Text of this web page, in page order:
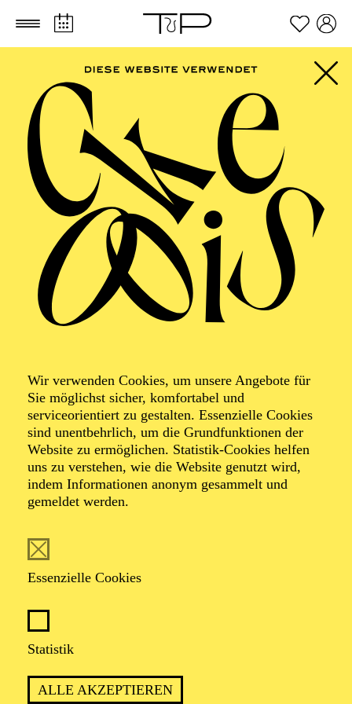
Zum Hauptinhalt springen Zum Footer springen
Wir verwenden Cookies, um unsere Angebote für
Sie möglichst sicher, komfortabel und
serviceorientiert zu gestalten. Essenzielle Cookies
sind unentbehrlich, um die Grundfunktionen der
Website zu ermöglichen. Statistik-Cookies helfen
uns zu verstehen, wie die Website genutzt wird,
indem Informationen anonym gesammelt und
gemeldet werden.
Essenzielle Cookies
Statistik
ALLE AKZEPTIEREN
Foto: Johan Sandberg
Mariya Tyurina
Tänzerin (Solo mit Gruppe)
an der Ballettakademie ihrer Heimatstadt, dem College
2009 bis 2015 tanzte sie als zweite Solistin in der
Danchenko Musiktheaters in Moskau und trat dort u. a.
auf in Jiří Kyliáns „Petite Mort“, „Six Dances“,